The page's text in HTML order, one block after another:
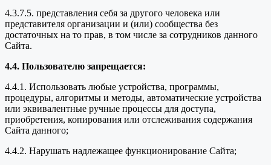
4.3.7.5. представления себя за другого человека или
представителя организации и (или) сообщества без
достаточных на то прав, в том числе за сотрудников данного
Сайта.
4.4. Пользователю запрещается:
4.4.1. Использовать любые устройства, программы,
процедуры, алгоритмы и методы, автоматические устройства
или эквивалентные ручные процессы для доступа,
приобретения, копирования или отслеживания содержания
Сайта данного;
4.4.2. Нарушать надлежащее функционирование Сайта;